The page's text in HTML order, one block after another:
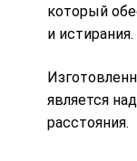
который
и истирания.
является
расстояния.